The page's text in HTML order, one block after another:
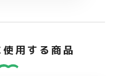
用する商品